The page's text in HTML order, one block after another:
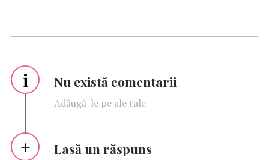
i Nu există comentarii
Adăugă-le pe ale tale
Lasă un răspuns